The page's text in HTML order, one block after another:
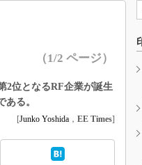
）
）
EDN
TECHNO-
人とくるま展
（1/2 ページ）
2位となるRF企業が誕生
る。
[Junko Yoshida ， EE Times]